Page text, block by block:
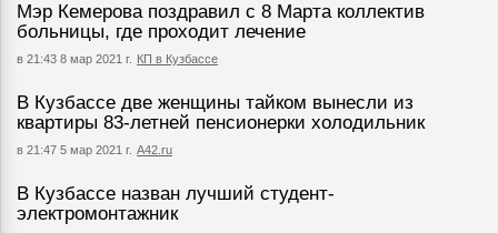
Мэр Кемерова поздравил с 8 Марта коллектив
больницы, где проходит лечение
в 21:43 8 мар 2021 г. КП в Кузбассе
В Кузбассе две женщины тайком вынесли из
квартиры 83-летней пенсионерки холодильник
в 21:47 5 мар 2021 г. А42.ru
В Кузбассе назван лучший студент-
электромонтажник